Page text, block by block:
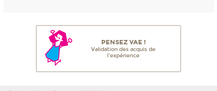
PENSEZ VAE !
Validation des acquis de
l'expérience